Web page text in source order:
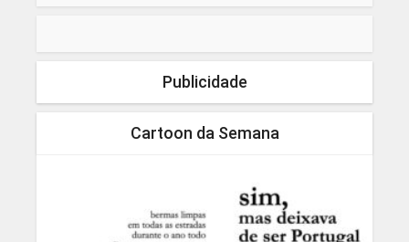
Publicidade
Cartoon da Semana